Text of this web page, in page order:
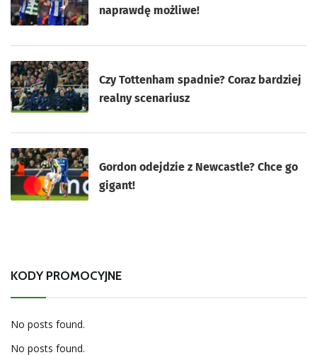
naprawdę możliwe!
Czy Tottenham spadnie? Coraz bardziej
realny scenariusz
Gordon odejdzie z Newcastle? Chce go
gigant!
KODY PROMOCYJNE
No posts found.
No posts found.